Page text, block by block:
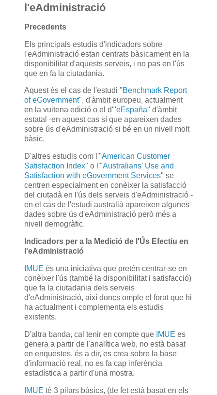
l'eAdministració
Precedents
Els principals estudis d'indicadors sobre
l'eAdministració estan centrats bàsicament en la
disponibilitat d'aquests serveis, i no pas en l'ús
que en fa la ciutadania.
Aquest és el cas de l'estudi "Benchmark Report
of eGovernment", d'àmbit europeu, actualment
en la vuitena edició o el d'"eEspaña" d'àmbit
estatal -en aquest cas sí que apareixen dades
sobre ús d'eAdministració si bé en un nivell molt
bàsic.
D'altres estudis com l'"American Customer
Satisfaction Index" o l'"Australians' Use and
Satisfaction with eGovernment Services" se
centren especialment en conèixer la satisfacció
del ciutadà en l'ús dels serveis d'eAdministració -
en el cas de l'estudi australià apareixen algunes
dades sobre ús d'eAdministració però més a
nivell demogràfic.
Indicadors per a la Medició de l'Ús Efectiu en
l'eAdministració
IMUE és una iniciativa que pretén centrar-se en
conèixer l'ús (també la disponibilitat i satisfacció)
que fa la ciutadania dels serveis
d'eAdministració, així doncs omple el forat que hi
ha actualment i complementa els estudis
existents.
D'altra banda, cal tenir en compte que IMUE es
genera a partir de l'analítica web, no està basat
en enquestes, és a dir, es crea sobre la base
d'informació real, no es fa cap inferència
estadística a partir d'una mostra.
IMUE té 3 pilars bàsics, (de fet està basat en els